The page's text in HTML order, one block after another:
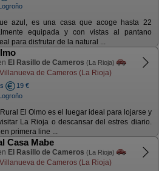
azul, es una casa que acoge hasta 22
equipada y con vistas al pantano
para disfrutar de la natural ...
El Rasillo de Cameros (La Rioja)
de Cameros (La Rioja)
19 €
El Olmo es el luegar ideal para lojarse y
La Rioja o descansar del estres diario.
primera line ...
Casa Mabe
El Rasillo de Cameros (La Rioja)
de Cameros (La Rioja)